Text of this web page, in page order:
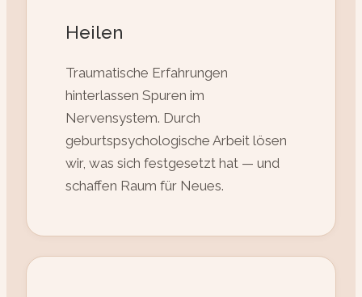
Heilen
Traumatische Erfahrungen
hinterlassen Spuren im
Nervensystem. Durch
geburtspsychologische Arbeit lösen
wir, was sich festgesetzt hat — und
schaffen Raum für Neues.